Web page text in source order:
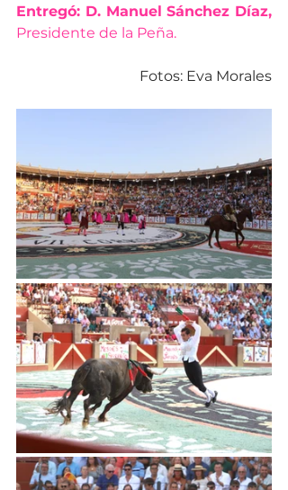
Presidente de la Peña.
Fotos: Eva Morales